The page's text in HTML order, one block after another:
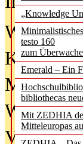
„Knowledge
testo 160
zum
Emerald – Ein
bibliothecas
Mit ZEDHIA
Mitteleuropas
Was
Kinder in
Wenn
Von